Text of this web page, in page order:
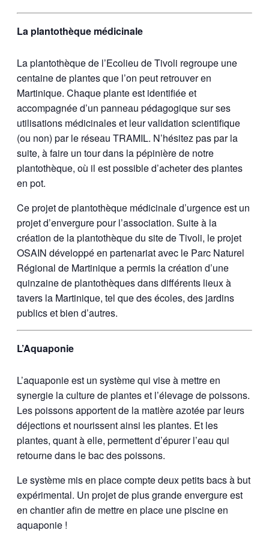
La plantothèque médicinale
La plantothèque de l’Ecolieu de Tivoli regroupe une
centaine de plantes que l’on peut retrouver en
Martinique. Chaque plante est identifiée et
accompagnée d’un panneau pédagogique sur ses
utilisations médicinales et leur validation scientifique
(ou non) par le réseau TRAMIL. N’hésitez pas par la
suite, à faire un tour dans la pépinière de notre
plantothèque, où il est possible d’acheter des plantes
en pot.
Ce projet de plantothèque médicinale d’urgence est un
projet d’envergure pour l’association. Suite à la
création de la plantothèque du site de Tivoli, le projet
OSAIN développé en partenariat avec le Parc Naturel
Régional de Martinique a permis la création d’une
quinzaine de plantothèques dans différents lieux à
tavers la Martinique, tel que des écoles, des jardins
publics et bien d’autres.
L’Aquaponie
L’aquaponie est un système qui vise à mettre en
synergie la culture de plantes et l’élevage de poissons.
Les poissons apportent de la matière azotée par leurs
déjections et nourissent ainsi les plantes. Et les
plantes, quant à elle, permettent d’épurer l’eau qui
retourne dans le bac des poissons.
Le système mis en place compte deux petits bacs à but
expérimental. Un projet de plus grande envergure est
en chantier afin de mettre en place une piscine en
aquaponie !